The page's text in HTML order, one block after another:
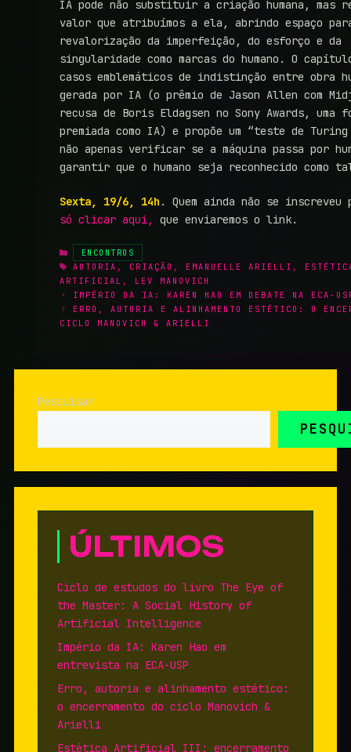
IA pode não substituir a criação humana, mas
valor que atribuímos a ela, abrindo espaço
revalorização da imperfeição, do esforço e da
singularidade como marcas do humano. O
casos emblemáticos de indistinção entre obra
gerada por IA (o prêmio de Jason Allen com
recusa de Boris Eldagsen no Sony Awards, uma
premiada como IA) e propõe um “teste de
não apenas verificar se a máquina passa por
garantir que o humano seja reconhecido como
Sexta, 19/6, 14h . Quem ainda não se
só clicar aqui,
que enviaremos o link.
CATEGORIAS
ENCONTROS
TAGS
AUTORIA , CRIAÇÃO , EMANUELLE ARIELLI ,
ARTIFICIAL , LEV MANOVICH
IMPÉRIO DA IA: KAREN HAO EM DEBATE NA ECA-
ERRO, AUTORIA E ALINHAMENTO ESTÉTICO: O
CICLO MANOVICH & ARIELLI
Pesquisar
ÚLTIMOS
Ciclo de estudos do livro The Eye of
the Master: A Social History of
Artificial Intelligence
Império da IA: Karen Hao em
entrevista na ECA-USP
Erro, autoria e alinhamento estético:
o encerramento do ciclo Manovich &
Arielli
Estética Artificial III: encerramento